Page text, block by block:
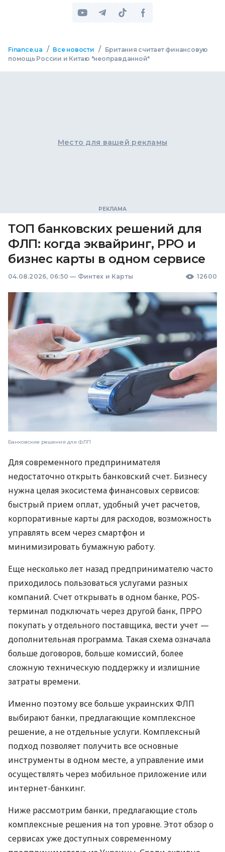
Finance.ua / Все новости /
Британия считает финансовую
помощь России и Китаю "неоправданной"
Место для вашей рекламы
ТОП банковских решений для
ФЛП: когда эквайринг, РРО и
бизнес карты в одном сервисе
04.08.2026, 06:50 — Финтех и Карты 12600
Банковские решения для ФЛП
Для современного предпринимателя
недостаточно открыть банковский счет. Бизнесу
нужна целая экосистема финансовых сервисов:
быстрый прием оплат, удобный учет расчетов,
корпоративные карты для расходов, возможность
управлять всем через смартфон и
минимизировать бумажную работу.
Еще несколько лет назад предпринимателю часто
приходилось пользоваться услугами разных
компаний. Счет открывать в одном банке, POS-
терминал подключать через другой банк, ПРРО
покупать у отдельного поставщика, вести учет —
дополнительная программа. Такая схема означала
больше договоров, больше комиссий, более
сложную техническую поддержку и излишние
затраты времени.
Именно поэтому все больше украинских ФЛП
выбирают банки, предлагающие комплексное
решение, а не отдельные услуги. Комплексный
подход позволяет получить все основные
инструменты в одном месте, а управление ими
осуществлять через мобильное приложение или
интернет-банкинг.
Ниже рассмотрим банки, предлагающие столь
комплексные решения на топ уровне. Этот обзор о
сервисах уже доступных современному